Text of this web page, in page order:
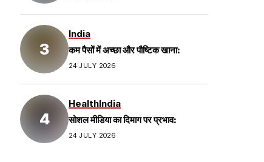
India
कम पैसों में अच्छा और पौष्टिक खाना:
24 JULY 2026
HealthIndia
सोशल मीडिया का दिमाग पर प्रभाव:
24 JULY 2026